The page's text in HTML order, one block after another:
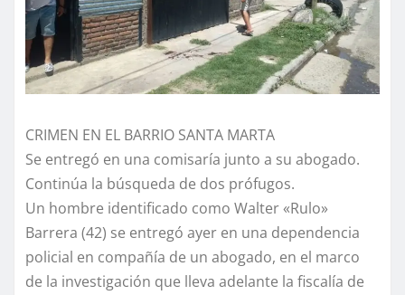
CRIMEN EN EL BARRIO SANTA MARTA
Se entregó en una comisaría junto a su abogado.
Continúa la búsqueda de dos prófugos.
Un hombre identificado como Walter «Rulo»
Barrera (42) se entregó ayer en una dependencia
policial en compañía de un abogado, en el marco
de la investigación que lleva adelante la fiscalía de